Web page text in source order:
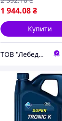
1 944.08 ₴
Купити
ТОВ "Лебединський нафтомаслозавод"